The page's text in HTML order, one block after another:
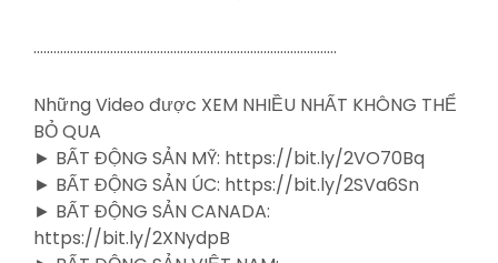
……………………………………………………………………………….
Những Video được XEM NHIỀU NHẤT KHÔNG THỂ
BỎ QUA
► BẤT ĐỘNG SẢN MỸ: https://bit.ly/2VO70Bq
► BẤT ĐỘNG SẢN ÚC: https://bit.ly/2SVa6Sn
► BẤT ĐỘNG SẢN CANADA:
https://bit.ly/2XNydpB